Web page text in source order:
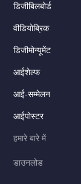
डिजीबिलबोर्ड
वीडियोब्रिक
डिजीमोन्यूमेंट
आईशेल्फ
आई-सम्मेलन
आईपोस्टर
हमारे बारे में
डाउनलोड
Italian
Serbian